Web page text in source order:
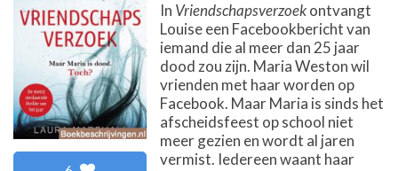
In Vriendschapsverzoekontvangt
Louise een Facebookbericht van
iemand die al meer dan 25 jaar
dood zou zijn. Maria Weston wil
vrienden met haar worden op
Facebook. Maar Maria is sinds het
afscheidsfeest op school niet
meer gezien en wordt al jaren
vermist. Iedereen waant haar